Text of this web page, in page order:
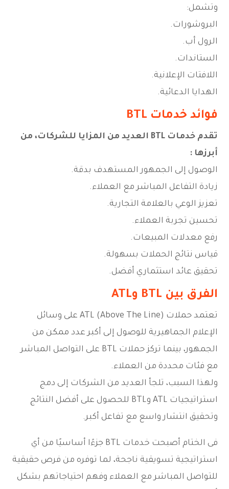
وتشمل:
البروشورات.
الرول أب.
الستاندات.
اللافتات الإعلانية.
الهدايا الدعائية.
فوائد خدمات BTL
تقدم خدمات BTL العديد من المزايا للشركات، من
أبرزها :
الوصول إلى الجمهور المستهدف بدقة.
زيادة التفاعل المباشر مع العملاء.
تعزيز الوعي بالعلامة التجارية.
تحسين تجربة العملاء.
رفع معدلات المبيعات.
قياس نتائج الحملات بسهولة.
تحقيق عائد استثماري أفضل.
الفرق بين BTL وATL
تعتمد حملات ATL (Above The Line) على وسائل
الإعلام الجماهيرية للوصول إلى أكبر عدد ممكن من
الجمهور، بينما تركز حملات BTL على التواصل المباشر
مع فئات محددة من العملاء.
ولهذا السبب، تلجأ العديد من الشركات إلى دمج
استراتيجيات ATL وBTL للحصول على أفضل النتائج
وتحقيق انتشار واسع مع تفاعل أكبر.
فى الختام أصبحت خدمات BTL جزءًا أساسيًا من أي
استراتيجية تسويقية ناجحة، لما توفره من فرص حقيقية
للتواصل المباشر مع العملاء وفهم احتياجاتهم بشكل